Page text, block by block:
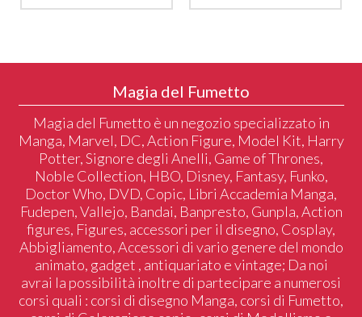
Magia del Fumetto
Magia del Fumetto è un negozio specializzato in
Manga, Marvel, DC, Action Figure, Model Kit, Harry
Potter, Signore degli Anelli, Game of Thrones,
Noble Collection, HBO, Disney, Fantasy, Funko,
Doctor Who, DVD, Copic, Libri Accademia Manga,
Fudepen, Vallejo, Bandai, Banpresto, Gunpla, Action
figures, Figures, accessori per il disegno, Cosplay,
Abbigliamento, Accessori di vario genere del mondo
animato, gadget , antiquariato e vintage; Da noi
avrai la possibilità inoltre di partecipare a numerosi
corsi quali : corsi di disegno Manga, corsi di Fumetto,